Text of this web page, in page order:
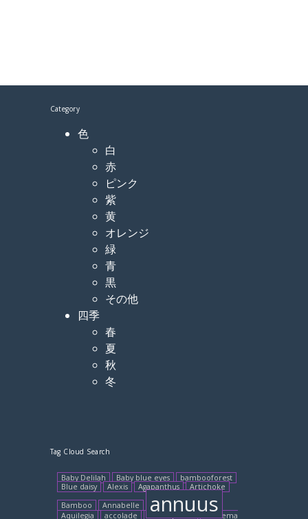
Category
色
白
赤
ピンク
紫
黄
オレンジ
緑
青
黒
その他
四季
春
夏
秋
冬
Tag Cloud Search
Baby Delilah Baby blue eyes
bambooforest
Blue daisy
Alexis Agapanthus
Artichoke
Bamboo
Annabelle annuus
Aquilegia accolade Adenophora Arisaema